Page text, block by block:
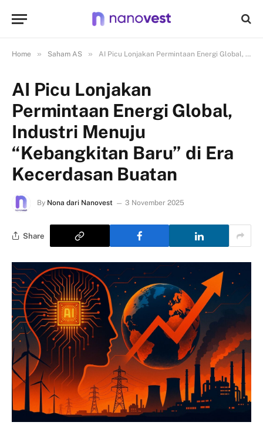
Home » Saham AS » AI Picu Lonjakan Permintaan Energi Global, Industri Menuju “Kebangkitan Baru” di Era Kecerdasan Buatan
AI Picu Lonjakan
Permintaan Energi Global,
Industri Menuju
“Kebangkitan Baru” di Era
Kecerdasan Buatan
By Nona dari Nanovest 3 November 2025
Share